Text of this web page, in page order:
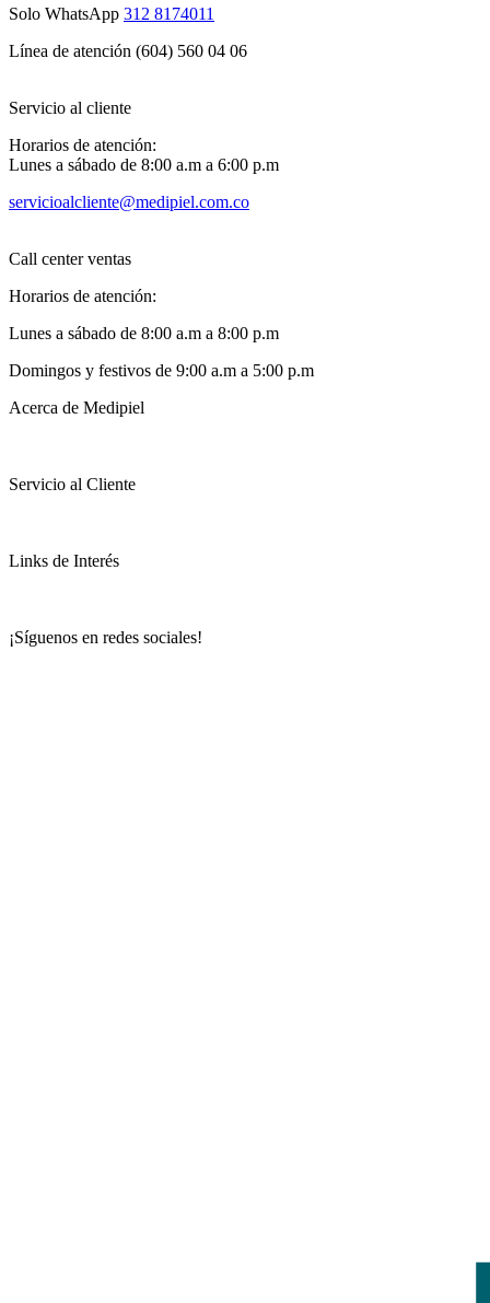
Solo WhatsApp 312 8174011
Línea de atención (604) 560 04 06
Servicio al cliente
Horarios de atención:
Lunes a sábado de 8:00 a.m a 6:00 p.m
servicioalcliente@medipiel.com.co
Call center ventas
Horarios de atención:
Lunes a sábado de 8:00 a.m a 8:00 p.m
Domingos y festivos de 9:00 a.m a 5:00 p.m
Acerca de Medipiel
Servicio al Cliente
Links de Interés
¡Síguenos en redes sociales!